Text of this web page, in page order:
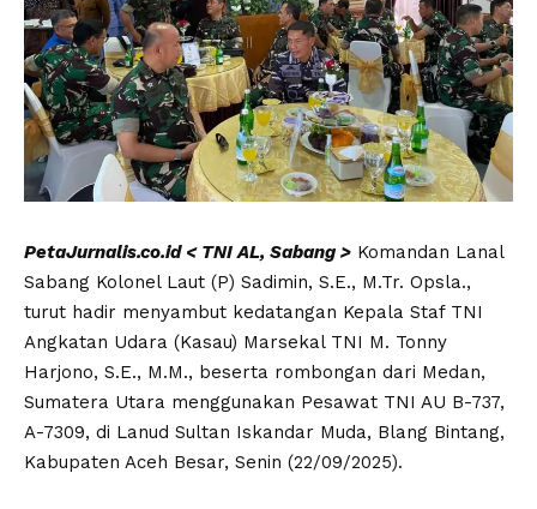
PetaJurnalis.co.id < TNI AL, Sabang > Komandan Lanal
Sabang Kolonel Laut (P) Sadimin, S.E., M.Tr. Opsla.,
turut hadir menyambut kedatangan Kepala Staf TNI
Angkatan Udara (Kasau) Marsekal TNI M. Tonny
Harjono, S.E., M.M., beserta rombongan dari Medan,
Sumatera Utara menggunakan Pesawat TNI AU B-737,
A-7309, di Lanud Sultan Iskandar Muda, Blang Bintang,
Kabupaten Aceh Besar, Senin (22/09/2025).